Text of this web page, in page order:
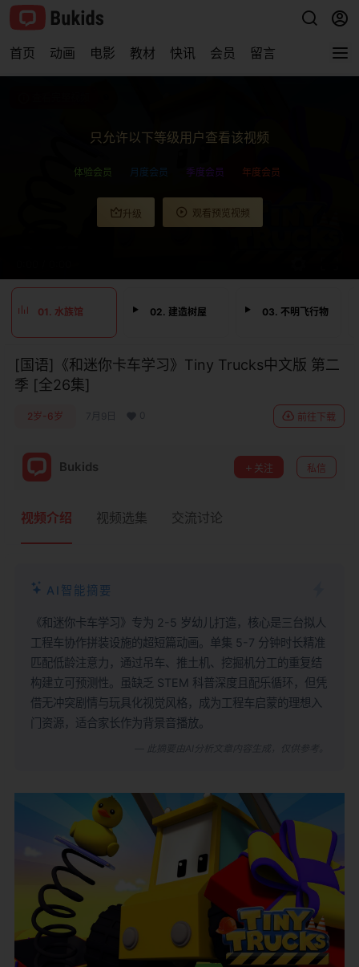
首页 动画 电影 教材 快讯 会员 留言
只允许以下等级用户查看该视频
体验会员 月度会员 季度会员 年度会员
升级 观看预览视频
01. 水族馆 02. 建造树屋 03. 不明飞行物
[国语]《和迷你卡车学习》Tiny Trucks中文版 第二
季 [全26集]
2岁-6岁 7月9日 前往下载
Bukids 关注 私信
视频介绍 视频选集 交流讨论
AI智能摘要
《和迷你卡车学习》专为 2-5 岁幼儿打造，核心是三台拟人
工程车协作拼装设施的超短篇动画。单集 5-7 分钟时长精准
匹配低龄注意力，通过吊车、推土机、挖掘机分工的重复结
构建立可预测性。虽缺乏 STEM 科普深度且配乐循环，但凭
借无冲突剧情与玩具化视觉风格，成为工程车启蒙的理想入
门资源，适合家长作为背景音播放。